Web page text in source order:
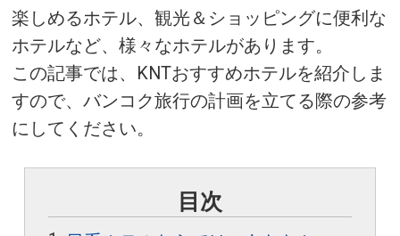
楽しめるホテル、観光＆ショッピングに便利な
ホテルなど、様々なホテルがあります。
この記事では、KNTおすすめホテルを紹介しま
すので、バンコク旅行の計画を立てる際の参考
にしてください。
目次